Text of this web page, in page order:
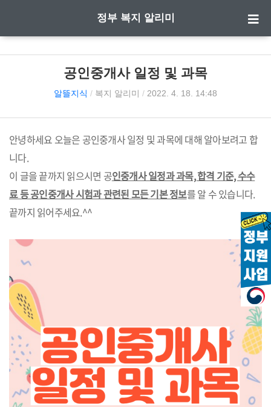
정부 복지 알리미
공인중개사 일정 및 과목
알뜰지식 / 복지 알리미 / 2022. 4. 18. 14:48
안녕하세요 오늘은 공인중개사 일정 및 과목에 대해 알아보려고 합
니다.
이 글을 끝까지 읽으시면 공인중개사 일정과 과목, 합격 기준, 수수
료 등 공인중개사 시험과 관련된 모든 기본 정보를 알 수 있습니다.
끝까지 읽어주세요.^^